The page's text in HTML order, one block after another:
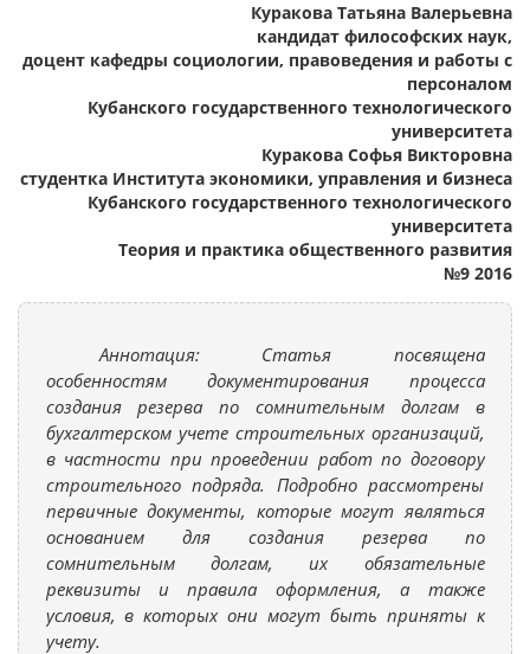
Куракова Татьяна Валерьевна
кандидат философских наук,
доцент кафедры социологии, правоведения и работы с
персоналом
Кубанского государственного технологического
университета
Куракова Софья Викторовна
студентка Института экономики, управления и бизнеса
Кубанского государственного технологического
университета
Теория и практика общественного развития
№9 2016
Аннотация: Статья посвящена
особенностям документирования процесса
создания резерва по сомнительным долгам в
бухгалтерском учете строительных организаций,
в частности при проведении работ по договору
строительного подряда. Подробно рассмотрены
первичные документы, которые могут являться
основанием для создания резерва по
сомнительным долгам, их обязательные
реквизиты и правила оформления, а также
условия, в которых они могут быть приняты к
учету.